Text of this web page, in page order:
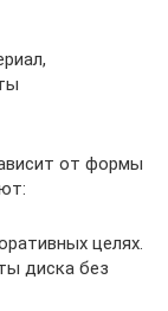
от формы
целях.
диска без